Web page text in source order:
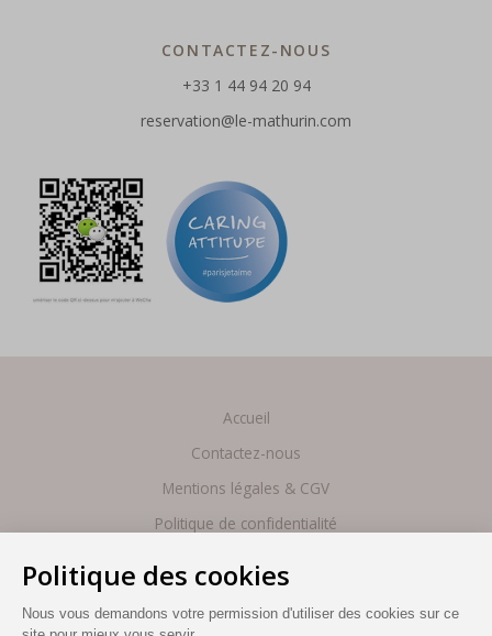
CONTACTEZ-NOUS
+33 1 44 94 20 94
reservation@le-mathurin.com
Accueil
Contactez-nous
Mentions légales & CGV
Politique de confidentialité